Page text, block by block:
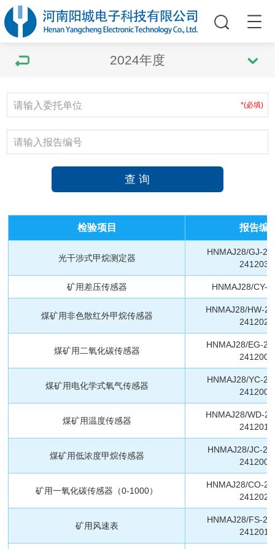
2024年度
*(必填)
检验项目 报告编
光干涉式甲烷测定器
HNMAJ28/GJ-
矿用差压传感器 HNMAJ28/CY-
煤矿用非色散红外甲烷传感器
HNMAJ28/HW-
煤矿用二氧化碳传感器
HNMAJ28/EG-
煤矿用电化学式氧气传感器
HNMAJ28/YC-
煤矿用温度传感器
HNMAJ28/WD-
煤矿用低浓度甲烷传感器
HNMAJ28/JC-
矿用一氧化碳传感器（0-1000）
HNMAJ28/CO-
矿用风速表
HNMAJ28/FS-